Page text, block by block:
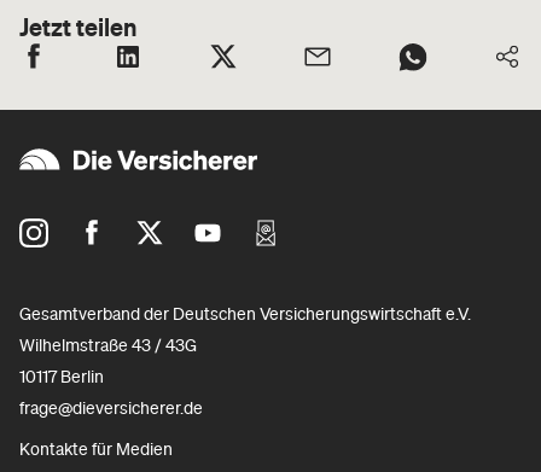
Jetzt teilen
Gesamtverband der Deutschen Versicherungswirtschaft e.V.
Wilhelmstraße 43 / 43G
10117 Berlin
frage@dieversicherer.de
Kontakte für Medien